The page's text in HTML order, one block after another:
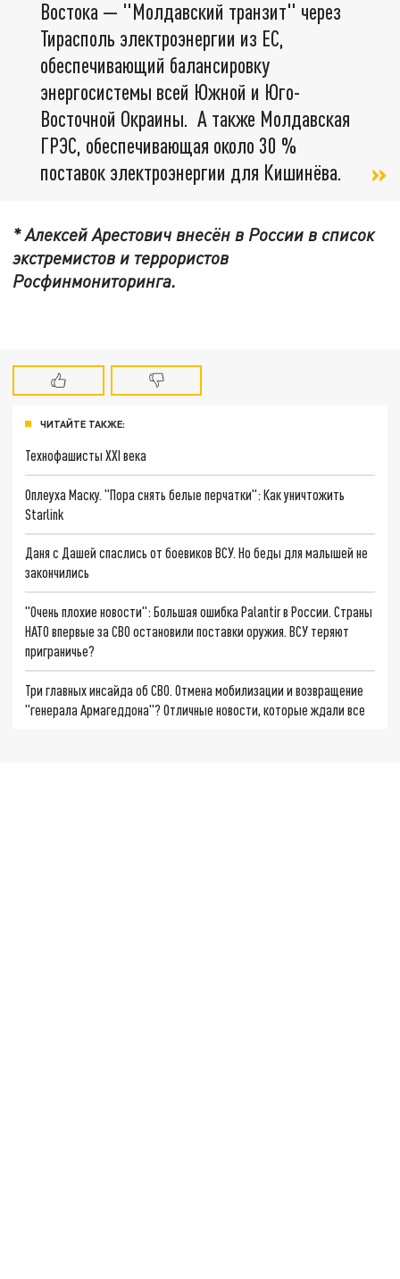
Востока — "Молдавский транзит" через
Тирасполь электроэнергии из ЕС,
обеспечивающий балансировку
энергосистемы всей Южной и Юго-
Восточной Окраины. А также Молдавская
ГРЭС, обеспечивающая около 30 %
поставок электроэнергии для Кишинёва.
* Алексей Арестович внесён в России в список
экстремистов и террористов
Росфинмониторинга.
ЧИТАЙТЕ ТАКЖЕ:
Технофашисты XXI века
Оплеуха Маску. "Пора снять белые перчатки": Как уничтожить
Starlink
Даня с Дашей спаслись от боевиков ВСУ. Но беды для малышей не
закончились
"Очень плохие новости": Большая ошибка Palantir в России. Страны
НАТО впервые за СВО остановили поставки оружия. ВСУ теряют
приграничье?
Три главных инсайда об СВО. Отмена мобилизации и возвращение
"генерала Армагеддона"? Отличные новости, которые ждали все